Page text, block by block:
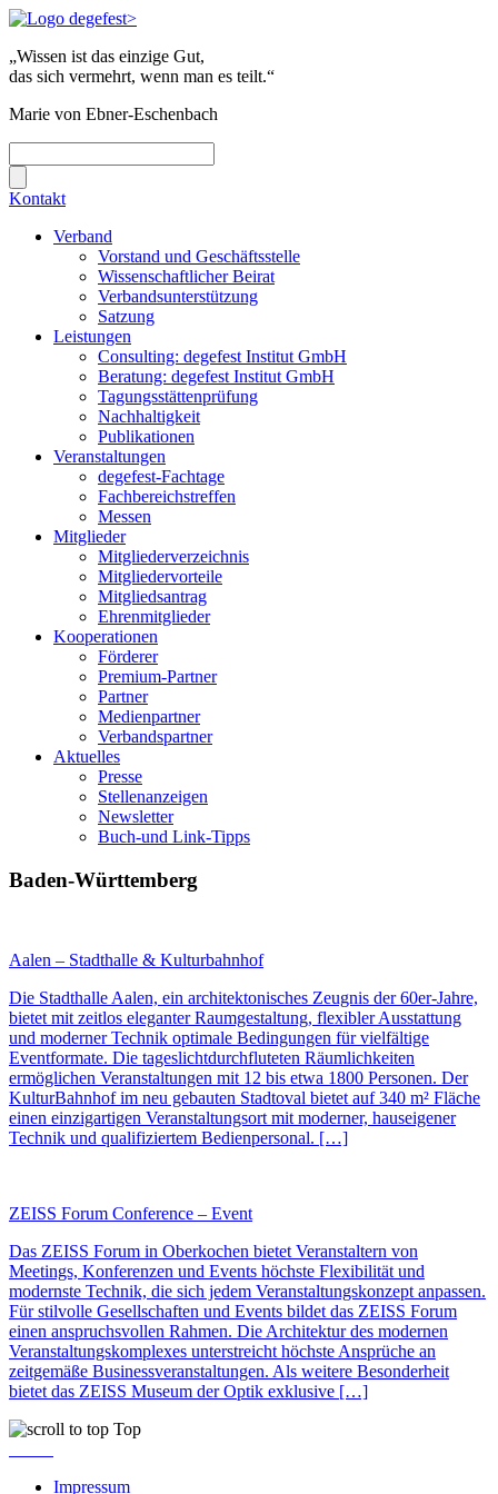
„Wissen ist das einzige Gut,
das sich vermehrt, wenn man es teilt.“
Marie von Ebner-Eschenbach
Kontakt
Verband
Vorstand und Geschäftsstelle
Wissenschaftlicher Beirat
Verbandsunterstützung
Satzung
Leistungen
Consulting: degefest Institut GmbH
Beratung: degefest Institut GmbH
Tagungsstättenprüfung
Nachhaltigkeit
Publikationen
Veranstaltungen
degefest-Fachtage
Fachbereichstreffen
Messen
Mitglieder
Mitgliederverzeichnis
Mitgliedervorteile
Mitgliedsantrag
Ehrenmitglieder
Kooperationen
Förderer
Premium-Partner
Partner
Medienpartner
Verbandspartner
Aktuelles
Presse
Stellenanzeigen
Newsletter
Buch-und Link-Tipps
Baden-Württemberg
Aalen – Stadthalle & Kulturbahnhof
Die Stadthalle Aalen, ein architektonisches Zeugnis der 60er-Jahre,
bietet mit zeitlos eleganter Raumgestaltung, flexibler Ausstattung
und moderner Technik optimale Bedingungen für vielfältige
Eventformate. Die tageslichtdurchfluteten Räumlichkeiten
ermöglichen Veranstaltungen mit 12 bis etwa 1800 Personen. Der
KulturBahnhof im neu gebauten Stadtoval bietet auf 340 m² Fläche
einen einzigartigen Veranstaltungsort mit moderner, hauseigener
Technik und qualifiziertem Bedienpersonal. […]
ZEISS Forum Conference – Event
Das ZEISS Forum in Oberkochen bietet Veranstaltern von
Meetings, Konferenzen und Events höchste Flexibilität und
modernste Technik, die sich jedem Veranstaltungskonzept anpassen.
Für stilvolle Gesellschaften und Events bildet das ZEISS Forum
einen anspruchsvollen Rahmen. Die Architektur des modernen
Veranstaltungskomplexes unterstreicht höchste Ansprüche an
zeitgemäße Businessveranstaltungen. Als weitere Besonderheit
bietet das ZEISS Museum der Optik exklusive […]
Top
Impressum